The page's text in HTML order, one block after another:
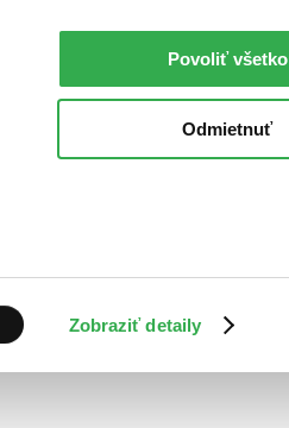
Zobraziť detaily
Povoliť všetko
Odmietnuť